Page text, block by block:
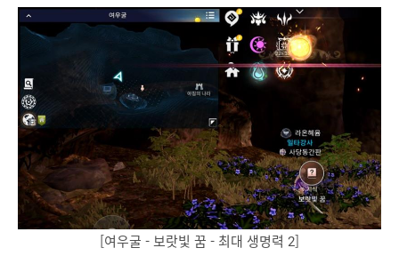
[여우굴 - 보랏빛 꿈 - 최대 생명력 2]